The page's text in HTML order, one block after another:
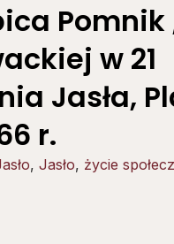
w 21
Jasła,
r.
, Jasło, życie